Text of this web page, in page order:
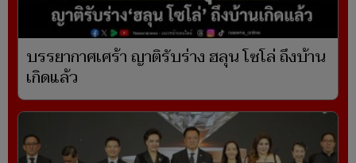
บรรยากาศเศร้า ญาติรับร่าง ฮลุน โซโล่ ถึงบ้าน
เกิดแล้ว